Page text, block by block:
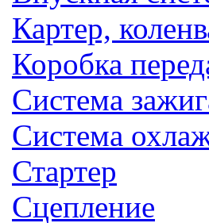
Картер,
Коробка
Система
Система
Стартер
Сцепление